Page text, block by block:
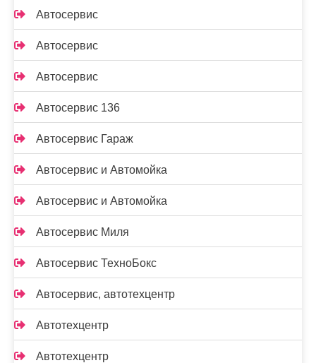
Автосервис
Автосервис
Автосервис
Автосервис 136
Автосервис Гараж
Автосервис и Автомойка
Автосервис и Автомойка
Автосервис Миля
Автосервис ТехноБокс
Автосервис, автотехцентр
Автотехцентр
Автотехцентр